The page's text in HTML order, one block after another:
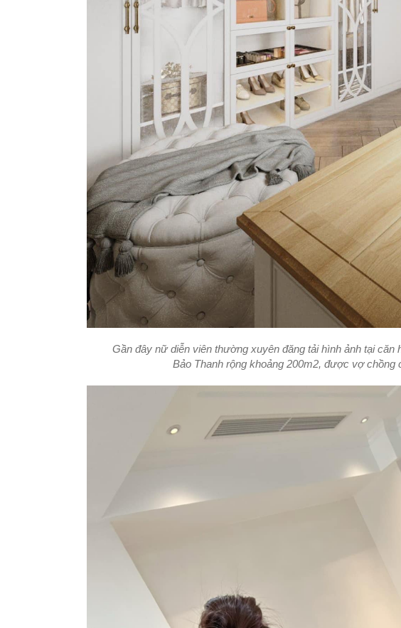
Gần đây nữ diễn viên thường xuyên đăng tải hình ảnh tại
Bảo Thanh rộng khoảng 200m2, được vợ chồng